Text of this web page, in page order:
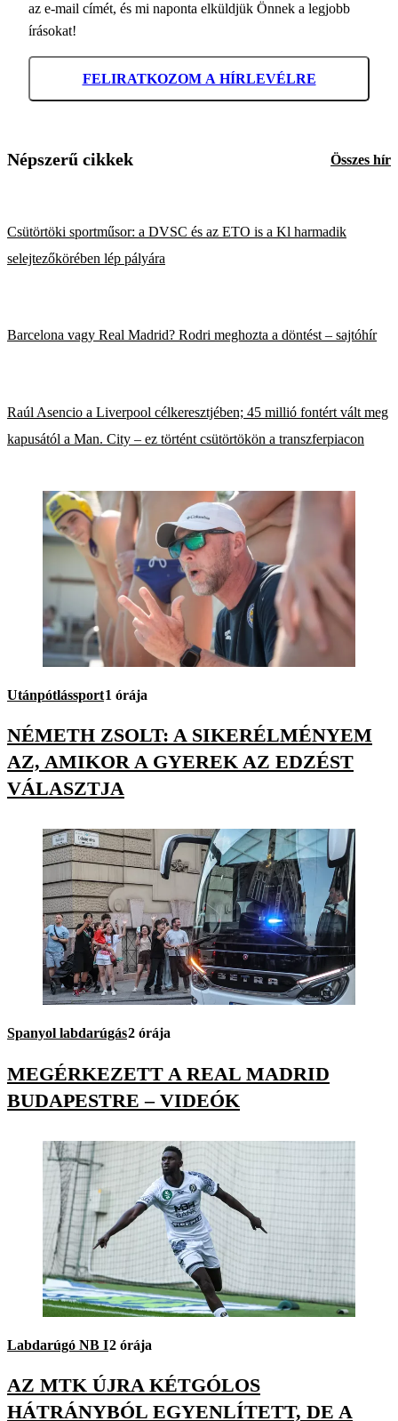
az e-mail címét, és mi naponta elküldjük Önnek a legjobb
írásokat!
FELIRATKOZOM A HÍRLEVÉLRE
Népszerű cikkek Összes hír
Csütörtöki sportműsor: a DVSC és az ETO is a Kl harmadik
selejtezőkörében lép pályára
Barcelona vagy Real Madrid? Rodri meghozta a döntést – sajtóhír
Raúl Asencio a Liverpool célkeresztjében; 45 millió fontért vált meg
kapusától a Man. City – ez történt csütörtökön a transzferpiacon
Utánpótlássport1 órája
NÉMETH ZSOLT: A SIKERÉLMÉNYEM
AZ, AMIKOR A GYEREK AZ EDZÉST
VÁLASZTJA
Spanyol labdarúgás2 órája
MEGÉRKEZETT A REAL MADRID
BUDAPESTRE – VIDEÓK
Labdarúgó NB I2 órája
AZ MTK ÚJRA KÉTGÓLOS
HÁTRÁNYBÓL EGYENLÍTETT, DE A